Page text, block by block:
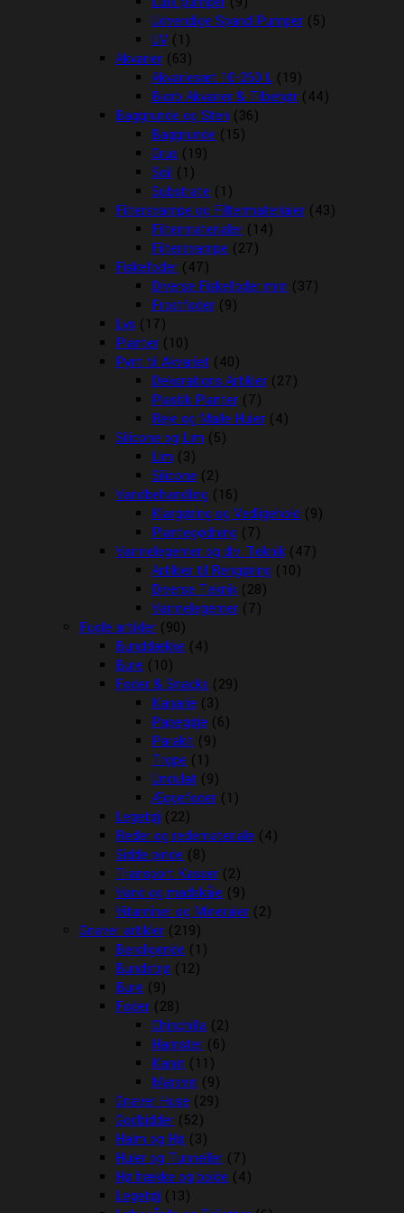
Udvendige Spand Pumper (5)
UV (1)
Akvarier (63)
Akvariesæt 10-260 L (19)
Biorb Akvarier & Tilbehør (44)
Baggrunde og Sten (36)
Baggrunde (15)
Grus (19)
Soil (1)
Substrate (1)
Filtersvampe og Filtermaterialer (43)
Filtermaterialer (14)
Filtersvampe (27)
Fiskefoder (47)
Diverse Fiskefoder mm (37)
Frostfoder (9)
Lys (17)
Planter (10)
Pynt til Akvariet (40)
Dekorations Artikler (27)
Plastik Planter (7)
Reje og Malle Huler (4)
Silicone og Lim (5)
Lim (3)
Silicone (2)
Vandbehandling (16)
Klargøring og Vedligehold (9)
Plantegødning (7)
Varmelegemer og div. Teknik (47)
Artikler til Rengøring (10)
Diverse Teknik (28)
Varmelegemer (7)
Fugle artikler (90)
Bunddække (4)
Bure (10)
Foder & Snacks (29)
Kanarie (3)
Papegøje (6)
Parakit (9)
Trope (1)
Undulat (9)
Æggefoder (1)
Legetøj (22)
Reder og redemateriale (4)
Sidde pinde (8)
Transport Kasser (2)
Vand og madskåle (9)
Vitaminer og Mineraler (2)
Gnaver artikler (219)
Beroligende (1)
Bundstrø (12)
Bure (9)
Foder (28)
Chinchilla (2)
Hamster (6)
Kanin (11)
Marsvin (9)
Gnaver Huse (29)
Godbidder (52)
Halm og Hø (3)
Huler og Tunneller (7)
Hø hække og bolde (4)
Legetøj (13)